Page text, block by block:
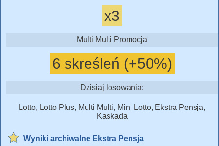
x3
Multi Multi Promocja
6 skreśleń (+50%)
Dzisiaj losowania:
Lotto, Lotto Plus, Multi Multi, Mini Lotto, Ekstra Pensja,
Kaskada
Wyniki archiwalne Ekstra Pensja